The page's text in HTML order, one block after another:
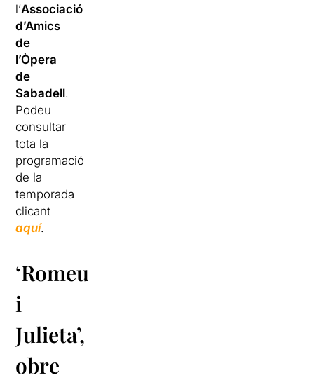
l’Associació
d’Amics
de
l’Òpera
de
Sabadell.
Podeu
consultar
tota la
programació
de la
temporada
clicant
aquí.
‘Romeu
i
Julieta’,
obre